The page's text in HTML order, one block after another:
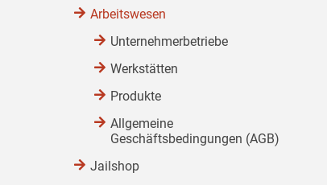
Arbeitswesen
Unternehmerbetriebe
Werkstätten
Produkte
Allgemeine
Geschäftsbedingungen (AGB)
Jailshop